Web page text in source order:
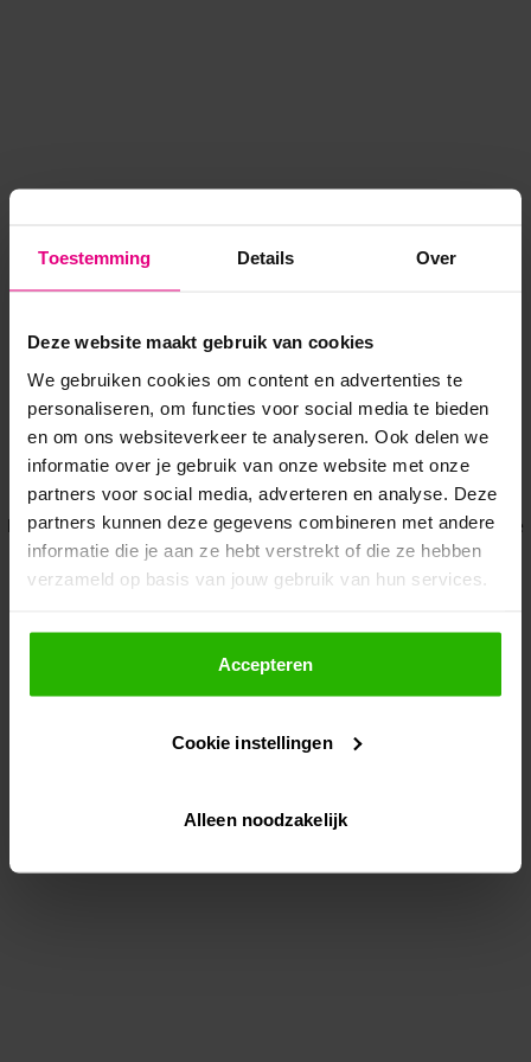
Toestemming Details Over
Deze website maakt gebruik van cookies
We gebruiken cookies om content en advertenties te
personaliseren, om functies voor social media te bieden
en om ons websiteverkeer te analyseren. Ook delen we
informatie over je gebruik van onze website met onze
partners voor social media, adverteren en analyse. Deze
partners kunnen deze gegevens combineren met andere
informatie die je aan ze hebt verstrekt of die ze hebben
verzameld op basis van jouw gebruik van hun services.
Als je op "Accepteer" klikt, dan geef je Voordeeluitjes.nl
toestemming om cookies voor social media en
gepersonaliseerde advertenties te plaatsen.
Lees hier meer over in onsprivacybeleid
Via "Cookie instellingen" kun je ook zelf instellen welke
Accepteren
Cookie instellingen
Alleen noodzakelijk
Application error: a client-side exception has occurred while
loadingwww.voordeeluitjes.nl (see the browser console for more
information).